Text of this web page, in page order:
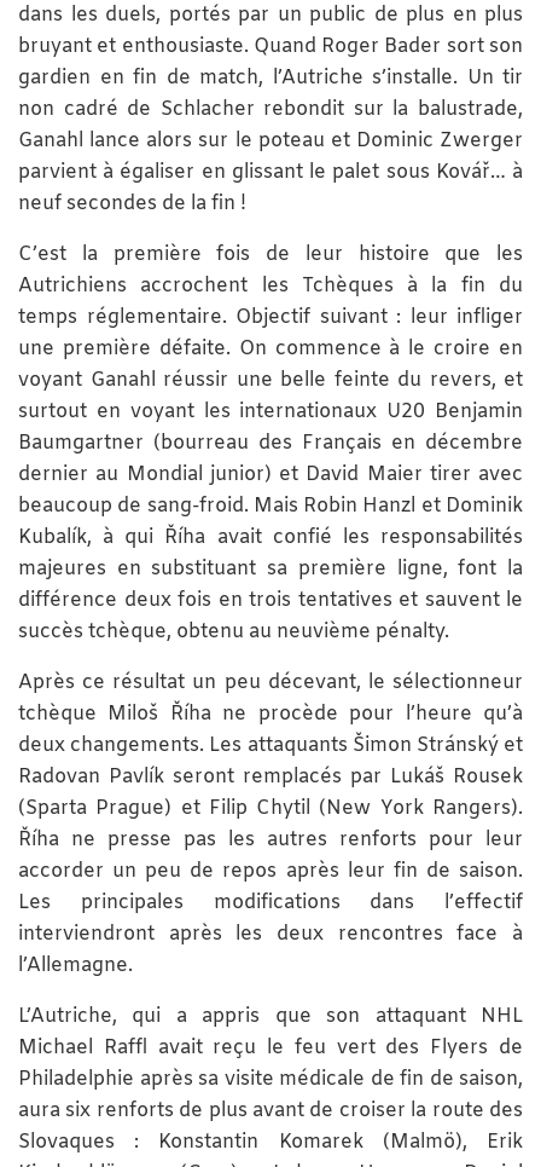
dans les duels, portés par un public de plus en plus
bruyant et enthousiaste. Quand Roger Bader sort son
gardien en fin de match, l’Autriche s’installe. Un tir
non cadré de Schlacher rebondit sur la balustrade,
Ganahl lance alors sur le poteau et Dominic Zwerger
parvient à égaliser en glissant le palet sous Kovář… à
neuf secondes de la fin !
C’est la première fois de leur histoire que les
Autrichiens accrochent les Tchèques à la fin du
temps réglementaire. Objectif suivant : leur infliger
une première défaite. On commence à le croire en
voyant Ganahl réussir une belle feinte du revers, et
surtout en voyant les internationaux U20 Benjamin
Baumgartner (bourreau des Français en décembre
dernier au Mondial junior) et David Maier tirer avec
beaucoup de sang-froid. Mais Robin Hanzl et Dominik
Kubalík, à qui Říha avait confié les responsabilités
majeures en substituant sa première ligne, font la
différence deux fois en trois tentatives et sauvent le
succès tchèque, obtenu au neuvième pénalty.
Après ce résultat un peu décevant, le sélectionneur
tchèque Miloš Říha ne procède pour l’heure qu’à
deux changements. Les attaquants Šimon Stránský et
Radovan Pavlík seront remplacés par Lukáš Rousek
(Sparta Prague) et Filip Chytil (New York Rangers).
Říha ne presse pas les autres renforts pour leur
accorder un peu de repos après leur fin de saison.
Les principales modifications dans l’effectif
interviendront après les deux rencontres face à
l’Allemagne.
L’Autriche, qui a appris que son attaquant NHL
Michael Raffl avait reçu le feu vert des Flyers de
Philadelphie après sa visite médicale de fin de saison,
aura six renforts de plus avant de croiser la route des
Slovaques : Konstantin Komarek (Malmö), Erik